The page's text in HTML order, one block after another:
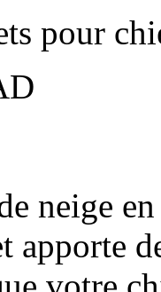
pour
neige
apporte